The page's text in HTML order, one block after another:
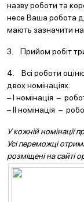
назву роботи та
несе Ваша робота
мають зазначити
3. Прийом робіт
4. Всі роботи
двох номінаціях:
– І номінація –
– ІІ номінація –
У кожній номінації
Усі переможці
розміщені на сайті